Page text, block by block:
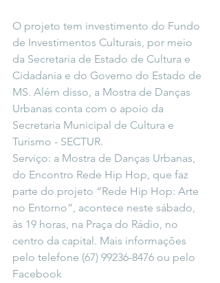
O projeto tem investimento do Fundo
de Investimentos Culturais, por meio
da Secretaria de Estado de Cultura e
Cidadania e do Governo do Estado de
MS. Além disso, a Mostra de Danças
Urbanas conta com o apoio da
Secretaria Municipal de Cultura e
Turismo - SECTUR.
Serviço: a Mostra de Danças Urbanas,
do Encontro Rede Hip Hop, que faz
parte do projeto “Rede Hip Hop: Arte
no Entorno”, acontece neste sábado,
às 19 horas, na Praça do Rádio, no
centro da capital. Mais informações
pelo telefone (67) 99236-8476 ou pelo
Facebook